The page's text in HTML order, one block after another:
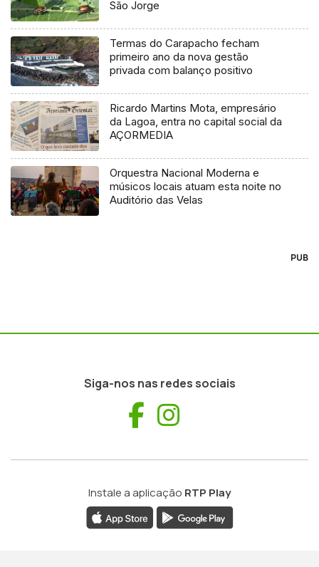
São Jorge
Termas do Carapacho fecham
primeiro ano da nova gestão
privada com balanço positivo
Ricardo Martins Mota, empresário
da Lagoa, entra no capital social da
AÇORMEDIA
Orquestra Nacional Moderna e
músicos locais atuam esta noite no
Auditório das Velas
PUB
Siga-nos nas redes sociais
Facebook
Instale a aplicação RTP Play